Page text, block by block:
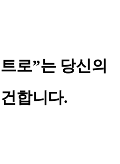
로”는 당신의
합니다.